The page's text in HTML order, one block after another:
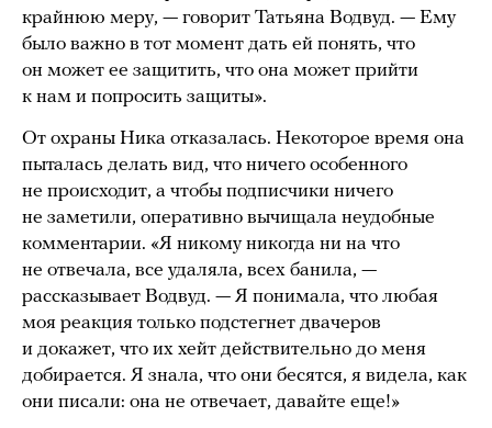
крайнюю меру, — говорит Татьяна Водвуд. — Ему
было важно в тот момент дать ей понять, что
он может ее защитить, что она может прийти
к нам и попросить защиты».
От охраны Ника отказалась. Некоторое время она
пыталась делать вид, что ничего особенного
не происходит, а чтобы подписчики ничего
не заметили, оперативно вычищала неудобные
комментарии. «Я никому никогда ни на что
не отвечала, все удаляла, всех банила, —
рассказывает Водвуд. — Я понимала, что любая
моя реакция только подстегнет двачеров
и докажет, что их хейт действительно до меня
добирается. Я знала, что они бесятся, я видела, как
они писали: она не отвечает, давайте еще!»